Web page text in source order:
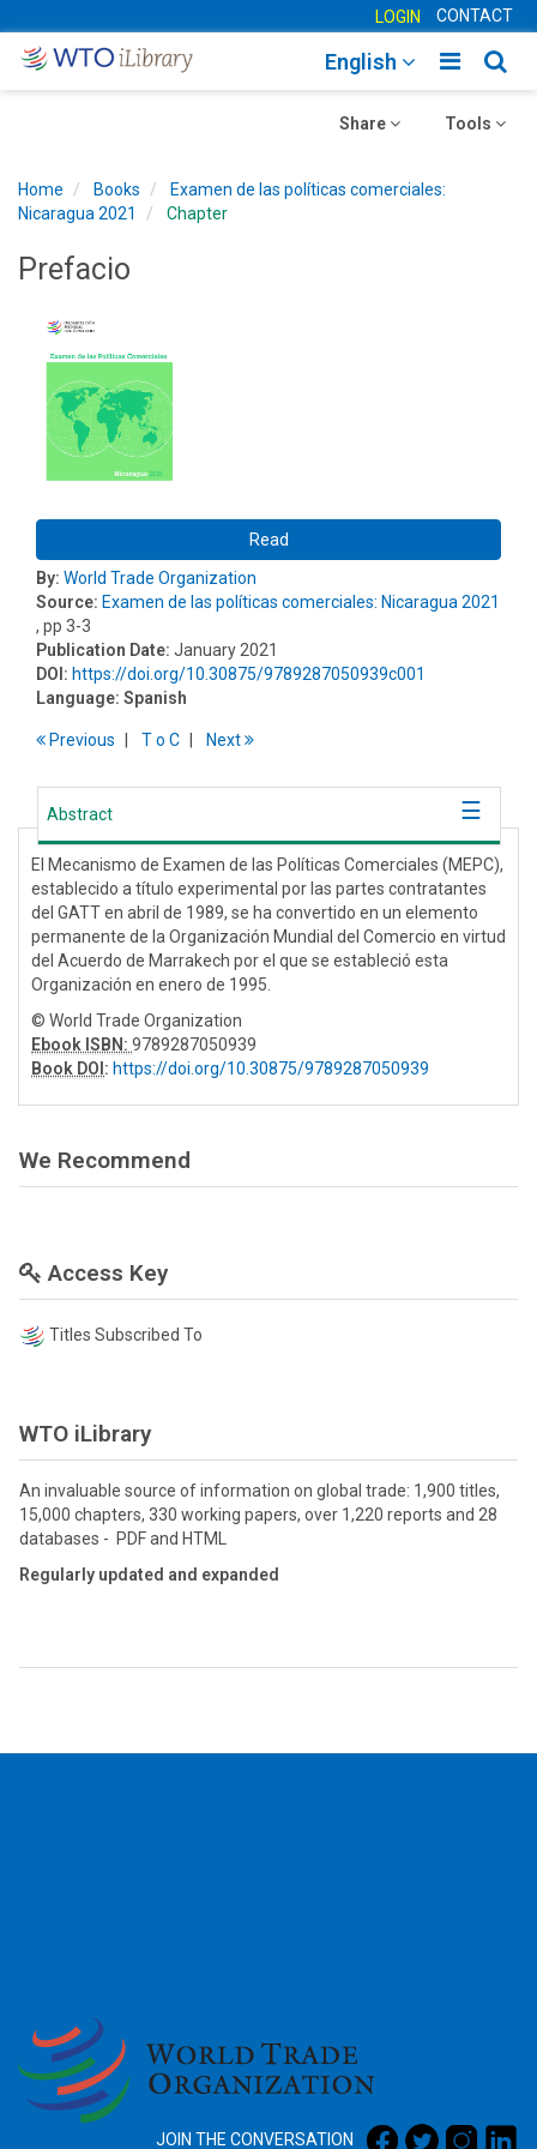
LOGIN CONTACT
Toggle
English
Toggle
Tools
Toggle
Share
Home Books
Examen de las políticas comerciales:
Nicaragua 2021
Chapter
Prefacio
Read
By: World Trade Organization
Source: Examen de las políticas comerciales: Nicaragua 2021
, pp 3-3
Publication Date: January 2021
DOI: https://doi.org/10.30875/9789287050939c001
Language: Spanish
Previous To C Next
Abstract
El Mecanismo de Examen de las Políticas Comerciales (MEPC),
establecido a título experimental por las partes contratantes
del GATT en abril de 1989, se ha convertido en un elemento
permanente de la Organización Mundial del Comercio en virtud
del Acuerdo de Marrakech por el que se estableció esta
Organización en enero de 1995.
© World Trade Organization
Ebook ISBN: 9789287050939
Book DOI: https://doi.org/10.30875/9789287050939
We Recommend
Access Key
Titles Subscribed To
WTO iLibrary
An invaluable source of information on global trade: 1,900 titles,
15,000 chapters, 330 working papers, over 1,220 reports and 28
databases - PDF and HTML
Regularly updated and expanded
JOIN THE CONVERSATION